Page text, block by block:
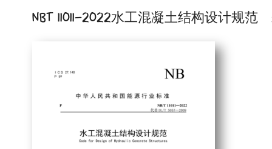
NBT 11011-2022水工混凝土结构设计规范